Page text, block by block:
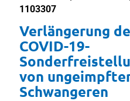
1103307
Verlängerung
COVID-19-
von
Schwangeren